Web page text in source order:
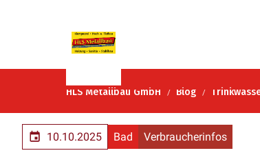
HLS Metallbau GmbH Blog
10.10.2025 Bad Verbraucherinfos